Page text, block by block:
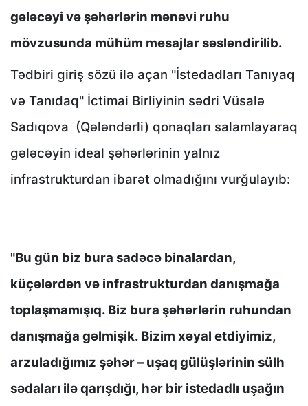
gələcəyi və şəhərlərin mənəvi ruhu
mövzusunda mühüm mesajlar səsləndirilib.
Tədbiri giriş sözü ilə açan "İstedadları Tanıyaq
və Tanıdaq" İctimai Birliyinin sədri Vüsalə
Sadıqova (Qələndərli) qonaqları salamlayaraq
gələcəyin ideal şəhərlərinin yalnız
infrastrukturdan ibarət olmadığını vurğulayıb:
"Bu gün biz bura sadəcə binalardan,
küçələrdən və infrastrukturdan danışmağa
toplaşmamışıq. Biz bura şəhərlərin ruhundan
danışmağa gəlmişik. Bizim xəyal etdiyimiz,
arzuladığımız şəhər – uşaq gülüşlərinin sülh
sədaları ilə qarışdığı, hər bir istedadlı uşağın